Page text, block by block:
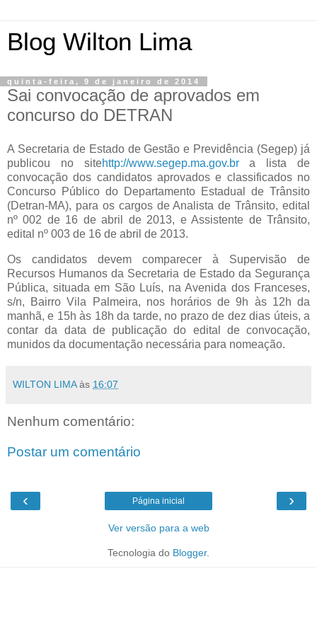
Blog Wilton Lima
quinta-feira, 9 de janeiro de 2014
Sai convocação de aprovados em
concurso do DETRAN
A Secretaria de Estado de Gestão e Previdência (Segep) já
publicou no sitehttp://www.segep.ma.gov.bra lista de
convocação dos candidatos aprovados e classificados no
Concurso Público do Departamento Estadual de Trânsito
(Detran-MA), para os cargos de Analista de Trânsito, edital
nº 002 de 16 de abril de 2013, e Assistente de Trânsito,
edital nº 003 de 16 de abril de 2013.
Os candidatos devem comparecer à Supervisão de
Recursos Humanos da Secretaria de Estado da Segurança
Pública, situada em São Luís, na Avenida dos Franceses,
s/n, Bairro Vila Palmeira, nos horários de 9h às 12h da
manhã, e 15h às 18h da tarde, no prazo de dez dias úteis, a
contar da data de publicação do edital de convocação,
munidos da documentação necessária para nomeação.
WILTON LIMA às 16:07
Nenhum comentário:
Postar um comentário
‹ ›
Página inicial
Ver versão para a web
Tecnologia do Blogger.